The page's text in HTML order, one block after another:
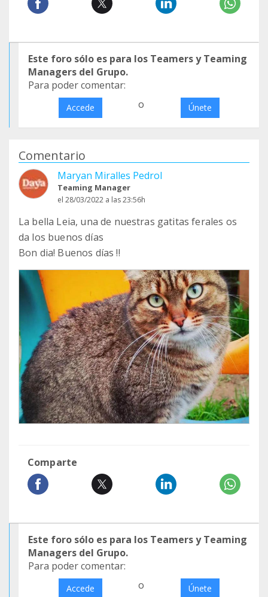
Este foro sólo es para los Teamers y Teaming
Managers del Grupo.
Para poder comentar:
Accede o Únete
Comentario
Maryan Miralles Pedrol
Teaming Manager
el 28/03/2022 a las 23:56h
La bella Leia, una de nuestras gatitas ferales os
da los buenos días
Bon dia! Buenos días !!
Comparte
Este foro sólo es para los Teamers y Teaming
Managers del Grupo.
Para poder comentar:
Accede o Únete